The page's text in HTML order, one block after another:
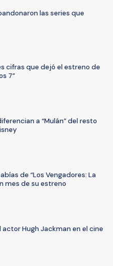
las series que
cifras que dejó el estreno de
7”
a “Mulán” del resto
de “Los Vengadores: La
mes de su estreno
actor Hugh Jackman en el cine